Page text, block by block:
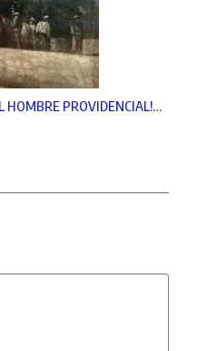
HOMBRE PROVIDENCIAL!…